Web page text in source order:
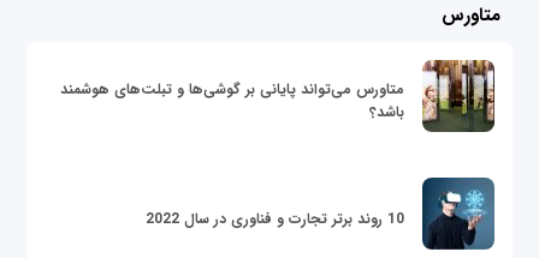
متاورس
متاورس می‌تواند پایانی بر گوشی‌ها و تبلت‌های هوشمند
باشد؟
10 روند برتر تجارت و فناوری در سال 2022